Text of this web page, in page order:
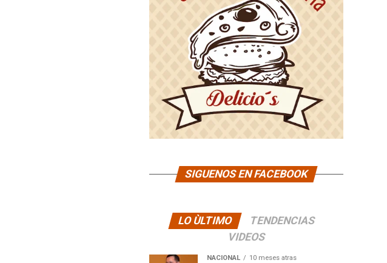
SIGUENOS EN FACEBOOK
LO ÙLTIMO
TENDENCIAS
VIDEOS
NACIONAL 10 meses atras